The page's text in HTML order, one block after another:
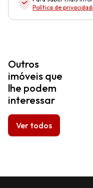
Política de
Outros
imóveis que
lhe podem
interessar
Ver todos